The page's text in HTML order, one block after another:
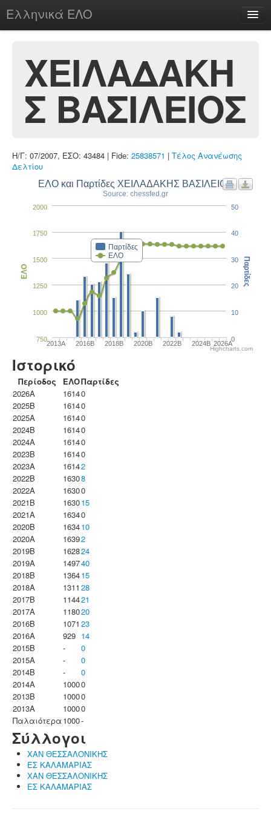
Ελληνικά ΕΛΟ
chesstu.be @ discord
Login
ΧΕΙΛΑΔΑΚΗ
Σ ΒΑΣΙΛΕΙΟΣ
Η/Γ: 07/2007, ΕΣΟ: 43484 | Fide: 25838571 | Τέλος Ανανέωσης
Δελτίου
ΕΛΟ και Παρτίδες ΧΕΙΛΑΔΑΚΗΣ ΒΑΣΙΛΕΙΟΣ
Source: chessfed.gr
Παρτίδες
ΕΛΟ
2013A 2016B 2018B 2020B 2022B 2024B 2026A
1000
750
1250
1500
1750
2000
ΕΛΟ
0
10
20
30
40
50
Παρτίδες
Highcharts.com
Ιστορικό
Περίοδος ΕΛΟΠαρτίδες
2026A
16140
2025B
16140
2025A
16140
2024B
16140
2024A
16140
2023B
16140
2023Α
16142
2022B
16308
2022A
16300
2021B
163015
2021A
16340
2020B
163410
2020A
16392
2019B
162824
2019A
149740
2018B
136415
2018A
1311 28
2017B
114421
2017A
118020
2016B
1071 23
2016A
929 14
2015B
-
0
2015A
-
0
2014B
-
0
2014A
10000
2013B
10000
2013A
10000
Παλαιότερα 1000-
Σύλλογοι
ΧΑΝ ΘΕΣΣΑΛΟΝΙΚΗΣ
ΕΣ ΚΑΛΑΜΑΡΙΑΣ
ΧΑΝ ΘΕΣΣΑΛΟΝΙΚΗΣ
ΕΣ ΚΑΛΑΜΑΡΙΑΣ